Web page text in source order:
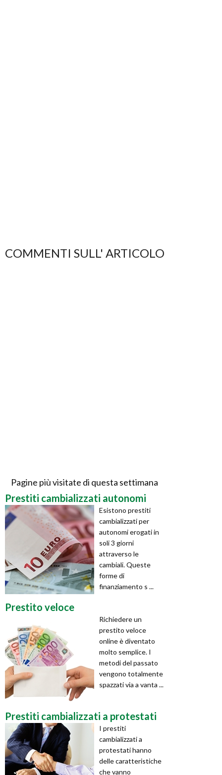
COMMENTI SULL' ARTICOLO
Pagine più visitate di questa settimana
Prestiti cambializzati autonomi
Esistono prestiti
cambializzati per
autonomi erogati in
soli 3 giorni
attraverso le
cambiali. Queste
forme di
finanziamento s ...
Prestito veloce
Richiedere un
prestito veloce
online è diventato
molto semplice. I
metodi del passato
vengono totalmente
spazzati via a vanta ...
Prestiti cambializzati a protestati
I prestiti
cambializzati a
protestati hanno
delle caratteristiche
che vanno